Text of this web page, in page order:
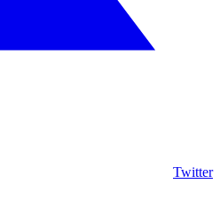
Twitter